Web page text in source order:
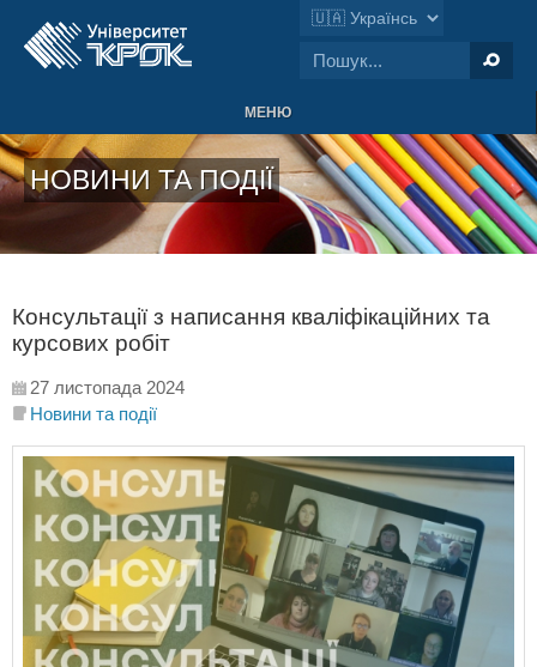
МЕНЮ
НОВИНИ ТА ПОДІЇ
Консультації з написання кваліфікаційних та
курсових робіт
27 листопада 2024
Новини та події